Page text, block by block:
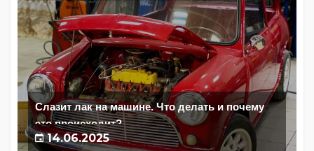
Слазит лак на машине. Что делать и почему
это происходит?
14.06.2025